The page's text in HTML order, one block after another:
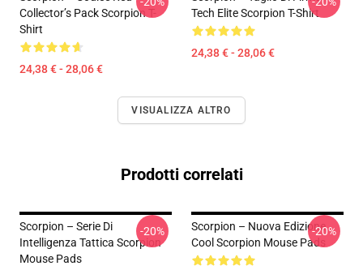
Collector’s Pack Scorpion T-
Shirt
24,38 € - 28,06 €
Tech Elite Scorpion T-Shirt
24,38 € - 28,06 €
VISUALIZZA ALTRO
Prodotti correlati
Scorpion – Serie Di
Intelligenza Tattica Scorpion
Mouse Pads
-20%
Scorpion – Nuova Edizione
Cool Scorpion Mouse Pads
-20%